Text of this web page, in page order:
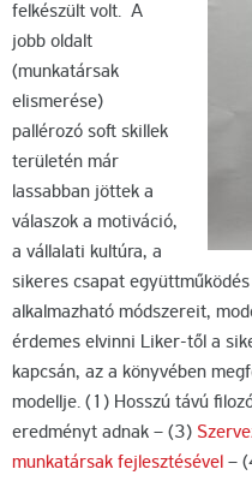
felkészült volt. A
jobb oldalt
(munkatársak
elismerése)
pallérozó soft skillek
területén már
lassabban jöttek a
válaszok a motiváció,
a vállalati kultúra, a
sikeres csapat
alkalmazható módszereit,
érdemes elvinni Liker-től a
kapcsán, az a könyvében
modellje. (1) Hosszú távú
eredményt adnak – (3)
munkatársak fejlesztésével –